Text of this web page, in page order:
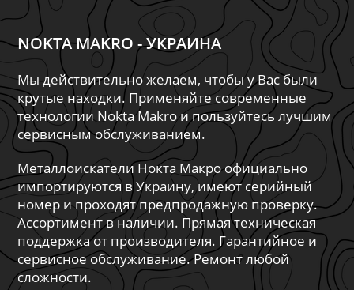
NOKTA MAKRO - УКРАИНА
Мы действительно желаем, чтобы у Вас были
крутые находки. Применяйте современные
технологии Nokta Makro и пользуйтесь лучшим
сервисным обслуживанием.
Металлоискатели Нокта Макро официально
импортируются в Украину, имеют серийный
номер и проходят предпродажную проверку.
Ассортимент в наличии. Прямая техническая
поддержка от производителя. Гарантийное и
сервисное обслуживание. Ремонт любой
сложности.